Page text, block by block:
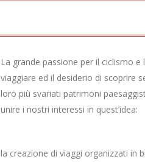
La grande passione per il ciclismo
viaggiare ed il desiderio di scoprire
loro più svariati patrimoni
unire i nostri interessi in quest’idea:
la creazione di viaggi organizzati in